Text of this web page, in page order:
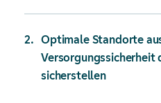
Optimale Standorte
Versorgungssicherheit
sicherstellen